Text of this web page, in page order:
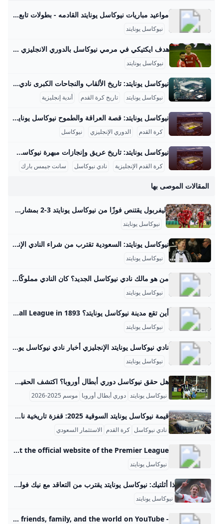
مواعيد مباريات نيوكاسل يونايتد القادمه - بطولات تابع مواعيد مباريات نيوكاسل يونايتد القادمه فى الدوري الإنجليزي ليدز يونايتدالسبت , 30 أغسطس 202507:30 منيوكاسل يونايتدنيوكاسل يونايتدالسبت , 13 سبتمبر 202505:00 مولفرهامبتونبورنموثالسبت , 20 سبتمبر 202505:00 منيوكاسل يونايتدنيوكاسل يونايتدالاحد , 28 سبتمبر 202506:30 مآرسنالنيوكاسل يونايتدالاحد , 5 أكتوبر 202504:00 منوتينجهام فورستبرايتونالسبت , 18 أكتوبر 202505:00 منيوكاسل يونايتدنيوكاسل يونايتدالسبت , 25 أكتوبر 202505:00 مفولهاموست هام يونايتدالسبت , 1 نوفمبر 202506:00 منيوكاسل يونايتدبرينتفوردالسبت , 8 نوفمبر 202506:00 منيوكاسل يونايتدنيوكاسل يونايتدالسبت , 22 نوفمبر 202506:00 ممانشستر سيتيإيفرتونالسبت , 29 نوفمبر 202506:00 منيوكاسل يونايتدنيوكاسل يونايتدالأربعاء , 3 ديسمبر 202511:00 متوتنهام هوتسبرنيوكاسل يونايتدالسبت , 6 ديسمبر 202506:00 مبيرنليسندرلاندالسبت , 13 ديسمبر 202506:00 منيوكاسل يونايتدنيوكاسل يونايتدالسبت , 20 ديسمبر 202506:00 متشيلسيمانشستر يونايتدالسبت , 27 ديسمبر 202506:00 منيوكاسل يونايتدبيرنليالثلاثاء , 30 ديسمبر 202511:00 منيوكاسل يونايتدنيوكاسل يونايتدالسبت , 3 يناير 202606:00 مكريستال بالاسنيوكاسل يونايتدالأربعاء , 7 يناير 202611:00 مليدز يونايتدولفرهامبتونالسبت , 17 يناير 202606:00 منيوكاسل يونايتدنيوكاسل يونايتدالسبت , 24 يناير 202606:00 مأستون فيلاليفربولالسبت , 31 يناير 202606:00 منيوكاسل يونايتدنيوكاسل يونايتدالسبت , 7 فبراير 202606:00 مبرينتفوردتوتنهام هوتسبرالأربعاء , 11 فبراير 202611:00 منيوكاسل يونايتدمانشستر سيتيالسبت , 21 فبراير 202606:00 منيوكاسل يونايتد
نيوكاسل يونايتد
هدف ايكتيكي في مرمي نيوكاسل بالدوري الانجليزي - بطولات مشاهدة هدف ايكتيكي في مرمي نيوكاسل بالدوري الانجليزي البوم الاثنين 25-5-2025 تعليق عصام الشوالي إخلاء مسئولية: هذا المحتوى لم يتم انشائه او استضافته بواسطة موقع بطولات وأي مسئولية قانونية تقع على عاتق الطرف الثالث مباراة ليفربول اليوم اهداف ليفربول اليوم تعليق عصام الشوالي ليفربول هدف رائع نيوكاسل ليفربول ونيوكاسل مباراة ليفربول ونيوكاسل اهداف ليفربول ونيوكاسل اهداف مباراة ليفربول اليوم هوجو ايكتيكي أهداف ليفربول اليوم اهداف نيوكاسل اليوم ليفربول ونيوكاسل يونايتد مباراة ليفربول ونيوكاسل يونايتد اهداف ليفربول ونيوكاسل يونايتد فيديوهات متعلقةسعد محمد على منذ 4 يوم
نيوكاسل يونايتد
نيوكاسل يونايتد: تاريخ الألقاب والنجاحات الكبرى نادي نيوكاسل يونايتد هو أحد أعرق وأشهر أندية كرة القدم الإنجليزية، تأسس عام 1892 نتيجة اندماج ناديي نيوكاسل إيست إند ونيوكاسل ويست إند، ويقع في مدينة نيوكاسل أبون تاين. يلعب الفريق مبارياته على ملعب سانت جيمس بارك الذي يتسع لأكثر من 52 ألف متفرج، ويعتبر من أكبر وأقدم ملاعب إنجلترا. ارتدى الفريق الألوان الشهيرة الأبيض والأسود لأول مرة في عام 1904، والتي أصبحت لاحقًا رمز شخصية النادي، كما أن في هذه الفترة بدأ النادي يحقق إنجازاته الكبرى التي عززت مكانته في الكرة الإنجليزية.
نيوكاسل يونايتد تاريخ كرة القدم أندية إنجليزية
نيوكاسل يونايتد: قصة العراقة والطموح نيوكاسل يونايتد هو أحد أندية كرة القدم الإنجليزية العريقة، ويقع مقره في مدينة نيوكاسل أبون تاين بشمال إنجلترا. تأسس النادي عام 1892، ويشتهر بلقبه “الماجبيز” بسبب ألوان زيه التقليدية بالأبيض والأسود. يتمتع نيوكاسل يونايتد بجماهيرية كبيرة وشغف كبير من مشجعيه الذين يساندونه في جميع المباريات، سواء المحلية في الدوري الإنجليزي الممتاز أو في البطولات الأوروبية. ملعب النادي المعروف باسم “سانت جيمس بارك” هو معقل الفريق، ويعد من أكثر الملاعب شهرة في إنجلترا.
كرة القدم الدوري الإنجليزي نيوكاسل
نيوكاسل يونايتد: تاريخ عريق وإنجازات مبهرة نيوكاسل يونايتد هو واحد من الأندية العريقة في تاريخ كرة القدم الإنجليزية تأسس عام 1892 عقب اندماج ناديي نيوكاسل إيست إند ونيوكاسل وست إند. يمتلك النادي مكانة مميزة ضمن كرة القدم الإنجليزية كونه سابع أكثر الأندية تحقيقًا للبطولات، ولبى ملعب سانت جيمس بارك الخاص به في نيوكاسل أبون تاين، والذي يتسع لأكثر من 52,000 متفرج، لالتزامه التاريخي منذ تأسيسه وحتى اليوم. إنجازات الدوري الإنجليزي حقق نيوكاسل يونايتد اللقب أربع مرات في الدوري الإنجليزي بنظامه القديم، وبالتحديد في مواسم 1904-1905، 1906-1907، 1908-1909، و1926-1927، ما يعكس تفوقًا واضحًا للنادي في بدايات القرن العشرين، حيث سيطر على المسابقة المحلية آنذاك.
كرة القدم الإنجليزية نادي نيوكاسل سانت جيمس بارك
المقالات الموصى بها
ليفربول يقتنص فوزًا من نيوكاسل يونايتد 3-2 بمشاركة صلاح فى الدوري الإنجليزى - اليوم السابع ‘اقتنص فريق ليفربول فوزًا ناريًا من أنياب نيوكاسل يونايتد ضد بنتيجة 3-2 خلال فعاليات المباراة التي أقيمت بينهما مساء الإثنين على ملعب “سانت جيمس بارك”.’ ليفربول يقتنص فوزًا من نيوكاسل يونايتد 3-2 بمشاركة صلاح فى الدوري الإنجليزى الثلاثاء، 26 أغسطس 2025 12:13 ص جاءت أهداف المباراة عن طريق كل من رايان جرافينبريتش، هوجو إيكيتيكي، ريو نجومها لصالح ليفربول في الدقيقتين 35، 46، و100 على التوالي، بينما أحرز برونو جيماريش هدفا نيوكاسل يونايتد كل من برونو جيماريش، وويليام أوسولا في الدقيقتين 57، و88.
نيوكاسل يونايتد
نيوكاسل يونايتد: السعودية تقترب من شراء النادي الإنجليزي بقيمة 300 مليون جنيه إسترليني - BBC News عربي خطى مشروع بيع نادي نيوكاسل يونايتد الإنجليزي لكرة القدم خطوة إلى الأمام هذا اليوم، وذلك بعد أن بيّنت وثائق جديدة أن مالك النادي مايك أشلي قد وقع اتفاقا مع ممثلين عن الصندوق السيادي السعودي. 27 يناير/ كانون الثاني 2020 26 فبراير/ شباط 2020 قبل 27 دقيقة 28 أغسطس/ آب 2025 قبل 2 ساعة 26 أغسطس/ آب 2025 27 أغسطس/ آب 2025 16 أغسطس/ آب 2025 12 أغسطس/ آب 2025 11 أغسطس/ آب 2025
نيوكاسل يونايتد
من هو مالك نادي نيوكاسل الجديد؟ كان النادي مملوكًا لرجل الأعمال مايك أشلي من 2007 وحتى 2021، وفي 7 أكتوبر 2021 أعلن صندوق الاستثمارات العامة السعودي عن إكمال مجموعةٍ استثماريّة بقيادة الصندوق الاستحواذ على النادي بنسبة 100%، وعُيّن محافظ صندوق الاستثمارات العامة، ياسر بن عثمان الرميان، رئيسًا غير تنفيذيٍّ لمجلس إدارة “نيوكاسل يونايتد”.
نيوكاسل يونايتد
أين تقع مدينة نيوكاسل يونايتد؟ The club have been a member of the Premier League for all but three years of the competition’s history, spending 93 seasons in the top flight as of May 2025, and have never dropped below English football’s second tier since joining the Football League in 1893.
نيوكاسل يونايتد
نادي نيوكاسل يونايتد الإنجليزي أخبار نادي نيوكاسل يونايتد الإنجليزي لحظة بلحظة، إضافة إلى نتائج المباريات وأخبار الانتقالات وأجور اللاعبين نادي نيوكاسل يونايتد الإنجليزي (الدوري الإنجليزي, رياضة) مدرب مساعد نيوكاسل لـ«عاجل»: حققنا حلم المشاركة في دوري الأبطال.. وهذه رسالتي للجماهير السعودية أرسنال يعزز وصافته للدوري الإنجليزي بثنائية في شباك نيوكاسلنيوكاسل يضرب ويست هام بخماسية.. ومانشستر يونايتد يفوز على برينتفوردالدوري الإنجليزي.. نيوكاسل يتغلَّب على مانشستر يونايتد بهدفين نيوكاسل يفوز على وولفرهامبتون بهدفين في الدوري الإنجليزيمانشستر يونايتد يتوّج بكأس رابطة المحترفين الإنجليزيةنهائي رابطة المحترفين الإنجليزية.
نيوكاسل يونايتد
هل حقق نيوكاسل دوري أبطال أوروبا؟ اكتشف الحقيقة الآن نيوكاسل يونايتد لم يحقق لقب دوري أبطال أوروبا حتى الآن، لكنه يمتلك تاريخاً لا بأس به في مشاركاته في البطولة الأوروبية الأقوى. أول ظهور لهم في دوري أبطال أوروبا كان في موسم 1997-1998 بعد احتلال الفريق المركز الثاني في الدوري الإنجليزي الممتاز موسم 1996-1997، وهو إنجاز كبير لأنه في ذلك الوقت كان التأهل للدوري فقط لأول مركزين. في هذا الموسم، تمكن الفريق من عبور الدور التأهيلي الثاني بعد مواجهة صعبة مع فريق كرواتيا زغرب، وانتهت تلك المواجهات بتأهل نيوكاسل إلى دور المجموعات، حيث تنافس مع فرق قوية مثل برشلونة، وكان الفريق قادراً على تسجيل انتصارات وتعادل في مجموعته لكنه لم يتجاوز دور المجموعات، محققاً نهاية مشرفة في المركز الثالث، متفوقاً على فريق بحجم برشلونة على سبيل المثال.
نيوكاسل يونايتد دوري أبطال أوروبا موسم 2025-2026
قيمة نيوكاسل يونايتد السوقية 2025: قفزة تاريخية نادي نيوكاسل يونايتد حقق قفزة مالية كبيرة خلال السنة المالية المنتهية في يونيو 2024، حيث بلغت إيراداته 320 مليون جنيه إسترليني، أي ما يعادل حوالي 406.88 مليون دولار أمريكي، وهو نمو بنسبة 28% مقارنة بالعام السابق الذي سجل فيه حوالي 250 مليون جنيه إسترليني. هذا النمو القوي في الإيرادات كان مدفوعًا بشكل رئيسي بارتفاع الدخل التجاري نتيجة شراكات استراتيجية جديدة مع شركات سعودية مثل “صلة” و"نون"، بالإضافة إلى شركات عالمية مثل “أديداس” و"فينويك" البريطانية.
نادي نيوكاسل كرة القدم الاستثمار السعودي
Newcastle United Team News Fixtures & Results 2025/26 Premier League For the latest news on Newcastle United, including scores, fixtures, team news, results, form guide & league position, visit the official website of the Premier League.
نيوكاسل يونايتد
ذا أثلتيك: نيوكاسل يونايتد يقترب من التعاقد مع نيك فولتمايد - ايجي بودكاست كشفت صحيفة ذا أثلتيك عبر مراسلها الموثوق ديفيد أورنستين أن نادي نيوكاسل يونايتد بات على بعد خطوات من حسم صفقة التعاقد مع المهاجم الألماني نيك فولتمايد، لاعب الخميس, 2025/08/28 - 9:29م28/08/202528/08/202528/08/202528/08/2025
نيوكاسل يونايتد
- YouTube Enjoy the videos and music you love, upload original content, and share it all with friends, family, and the world on YouTube.